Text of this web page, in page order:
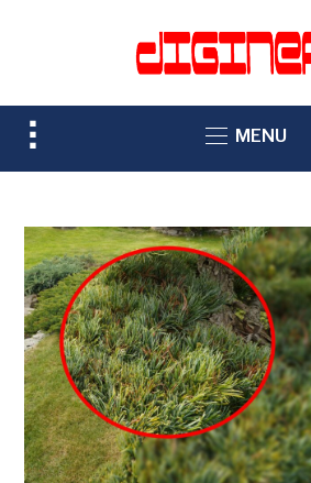
TOGGLE
SIDEBAR
NAVIGATION
MENU